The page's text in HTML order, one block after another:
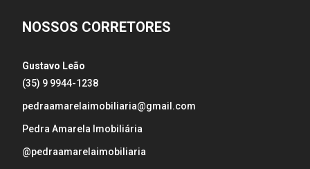
NOSSOS CORRETORES
Gustavo Leão
(35) 9 9944-1238
pedraamarelaimobiliaria@gmail.com
Pedra Amarela Imobiliária
@pedraamarelaimobiliaria